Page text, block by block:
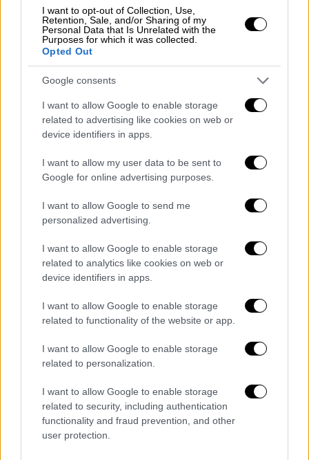
I want to opt-out of Collection, Use,
Retention, Sale, and/or Sharing of my
Personal Data that Is Unrelated with the
Purposes for which it was collected.
Opted Out
Google consents
I want to allow Google to enable storage
related to advertising like cookies on web or
device identifiers in apps.
I want to allow my user data to be sent to
Google for online advertising purposes.
I want to allow Google to send me
personalized advertising.
I want to allow Google to enable storage
related to analytics like cookies on web or
device identifiers in apps.
I want to allow Google to enable storage
related to functionality of the website or app.
I want to allow Google to enable storage
related to personalization.
I want to allow Google to enable storage
related to security, including authentication
functionality and fraud prevention, and other
user protection.
video
Σημειώνεται, ότι το Εθνικό πένθος
είναι
όρος που περιγράφει την ένδειξη πένθους
κάποιο δυστυχές γεγονός και κηρύσσεται
επισήμως από τις κυβερνήσεις κρατών.
Μπορεί να προέλθει από τονθάνατο πολλών
ανθρώπωνέπειτα από μια φυσική
καταστροφή, ένα τρομοκρατικό χτύπημα ή
κάποιο άλλο δυστυχές γεγονός, όπως
επίσης και από το γεγονός θανάτου ενός
ιδιαίτερα σημαντικού ανθρώπου για ένα
έθνος ή λαό.
Κατά την διάρκεια του σε ορισμένες